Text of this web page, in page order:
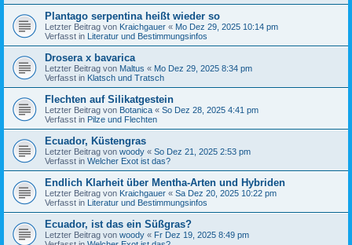
Plantago serpentina heißt wieder so
Letzter Beitrag von Kraichgauer « Mo Dez 29, 2025 10:14 pm
Verfasst in Literatur und Bestimmungsinfos
Drosera x bavarica
Letzter Beitrag von Maltus « Mo Dez 29, 2025 8:34 pm
Verfasst in Klatsch und Tratsch
Flechten auf Silikatgestein
Letzter Beitrag von Botanica « So Dez 28, 2025 4:41 pm
Verfasst in Pilze und Flechten
Ecuador, Küstengras
Letzter Beitrag von woody « So Dez 21, 2025 2:53 pm
Verfasst in Welcher Exot ist das?
Endlich Klarheit über Mentha-Arten und Hybriden
Letzter Beitrag von Kraichgauer « Sa Dez 20, 2025 10:22 pm
Verfasst in Literatur und Bestimmungsinfos
Ecuador, ist das ein Süßgras?
Letzter Beitrag von woody « Fr Dez 19, 2025 8:49 pm